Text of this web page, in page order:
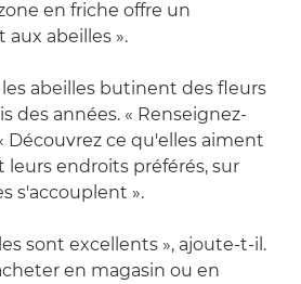
en friche offre un
abeilles ».
abeilles butinent des fleurs
des années. « Renseignez-
Découvrez ce qu'elles aiment
leurs endroits préférés, sur
s'accouplent ».
sont excellents », ajoute-t-il.
en magasin ou en